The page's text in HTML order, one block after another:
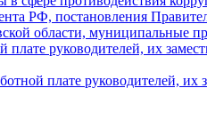
РФ, постановления
области, муниципальные
плате руководителей, их
плате руководителей,